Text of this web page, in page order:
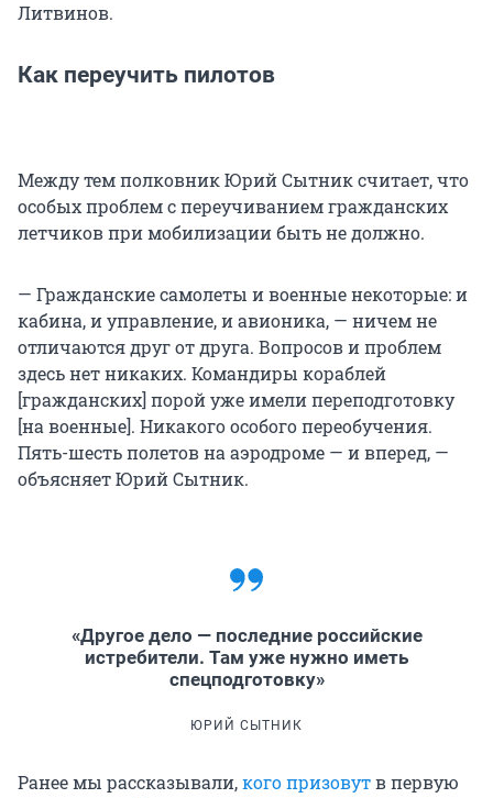
Литвинов.
Как переучить пилотов
Между тем полковник Юрий Сытник считает, что
особых проблем с переучиванием гражданских
летчиков при мобилизации быть не должно.
— Гражданские самолеты и военные некоторые: и
кабина, и управление, и авионика, — ничем не
отличаются друг от друга. Вопросов и проблем
здесь нет никаких. Командиры кораблей
[гражданских] порой уже имели переподготовку
[на военные]. Никакого особого переобучения.
Пять-шесть полетов на аэродроме — и вперед, —
объясняет Юрий Сытник.
«Другое дело — последние российские
истребители. Там уже нужно иметь
спецподготовку»
ЮРИЙ СЫТНИК
Ранее мы рассказывали,кого призовутв первую